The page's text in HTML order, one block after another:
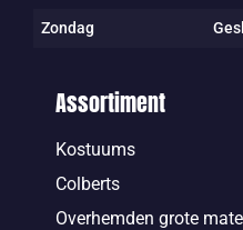
Zondag
Assortiment
Kostuums
Colberts
Overhemden grote